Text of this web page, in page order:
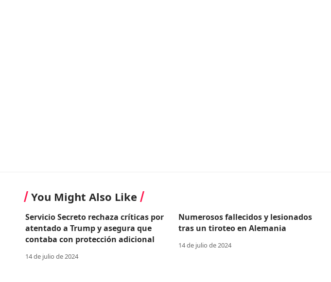
You Might Also Like
Servicio Secreto rechaza críticas por
atentado a Trump y asegura que
contaba con protección adicional
14 de julio de 2024
Numerosos fallecidos y lesionados
tras un tiroteo en Alemania
14 de julio de 2024